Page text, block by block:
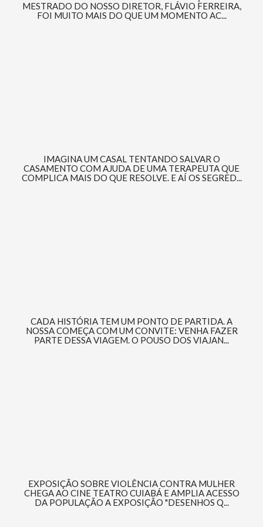
MESTRADO DO NOSSO DIRETOR, FLÁVIO FERREIRA,
FOI MUITO MAIS DO QUE UM MOMENTO AC...
IMAGINA UM CASAL TENTANDO SALVAR O
CASAMENTO COM AJUDA DE UMA TERAPEUTA QUE
COMPLICA MAIS DO QUE RESOLVE. E AÍ OS SEGRED...
CADA HISTÓRIA TEM UM PONTO DE PARTIDA. A
NOSSA COMEÇA COM UM CONVITE: VENHA FAZER
PARTE DESSA VIAGEM. O POUSO DOS VIAJAN...
EXPOSIÇÃO SOBRE VIOLÊNCIA CONTRA MULHER
CHEGA AO CINE TEATRO CUIABÁ E AMPLIA ACESSO
DA POPULAÇÃO A EXPOSIÇÃO "DESENHOS Q...